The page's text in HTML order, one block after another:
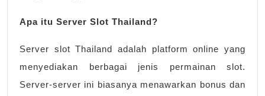
Apa itu Server Slot Thailand?
Server slot Thailand adalah platform online yang
menyediakan berbagai jenis permainan slot.
Server-server ini biasanya menawarkan bonus dan